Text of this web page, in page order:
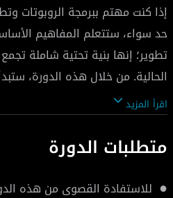
إذا كنت مهتم ببرمجة الروبوتات
تطوير؛ إنها بنية تحتية شاملة
المفاتيح وستبرمجها لأداء
اقرأ المزيد
متطلبات الدورة